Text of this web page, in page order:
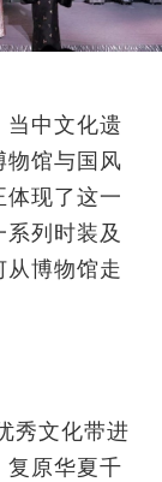
当中文化遗
物馆与国风
体现了这一
列时装及
从博物馆走
秀文化带进
复原华夏千